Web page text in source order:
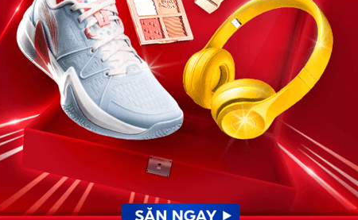
mình đông vui mới phúc.”
dự anh:
sao tính toán vậy được? Em cứ nấu đi, người trong
đá, chân gác lên bàn như thể mình vừa làm một việc